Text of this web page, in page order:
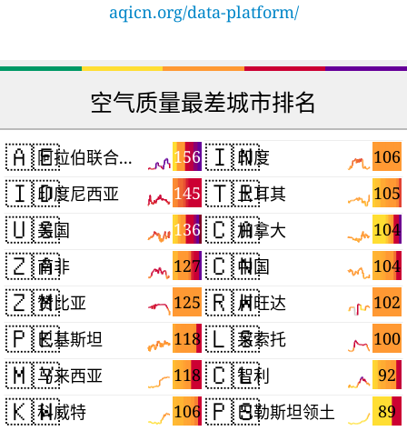
aqicn.org/data-platform/
空气质量最差城市排名
🇦🇪 156
阿拉伯联合酋长国
🇮🇩 145
印度尼西亚
🇺🇸 136
美国
🇿🇦 127
南非
🇿🇲 125
赞比亚
🇵🇰 118
巴基斯坦
🇲🇾 118
马来西亚
🇰🇼 106
科威特
🇮🇳 106
印度
🇹🇷 105
土耳其
🇨🇦 104
加拿大
🇨🇳 104
中国
🇷🇼 102
卢旺达
🇱🇸 100
莱索托
🇨🇱 92
智利
🇵🇸 89
巴勒斯坦领土